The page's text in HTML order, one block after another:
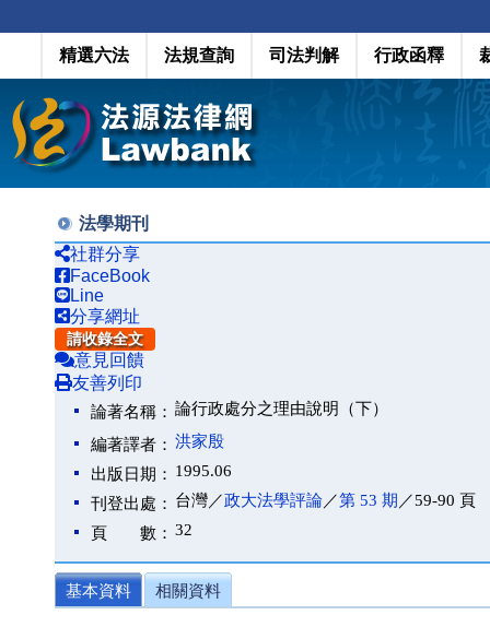
精選六法 法規查詢 司法判解 行政函釋
法學期刊
社群分享
FaceBook
Line
分享網址
請收錄全文
意見回饋
友善列印
論著名稱： 論行政處分之理由說明（下）
編著譯者： 洪家殷
出版日期： 1995.06
刊登出處： 台灣／政大法學評論／第 53 期 ／59-90 頁
頁 數： 32
基本資料 相關資料